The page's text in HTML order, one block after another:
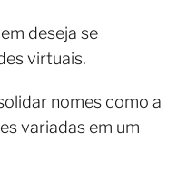
deseja se
virtuais.
nomes como a
variadas em um